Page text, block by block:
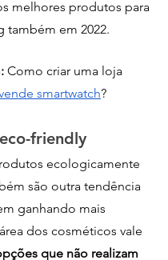
melhores produtos para
também em 2022.
Como criar uma loja
smartwatch?
friendly
ecologicamente
são outra tendência
ganhando mais
dos cosméticos vale
que não realizam